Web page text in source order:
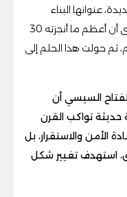
عنوانها البناء
والعمل، لا الشعارات والهتافات، ولذلك أرى أن أعظم ما أنجزته 30
ثم حولت هذا الحلم إلى
السيسي أن
حديثة تواكب القرن
الأمن والاستقرار، بل
استهدف تغيير شكل